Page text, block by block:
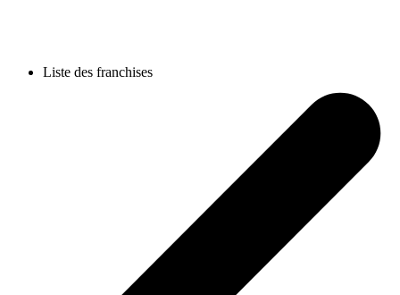
Liste des franchises